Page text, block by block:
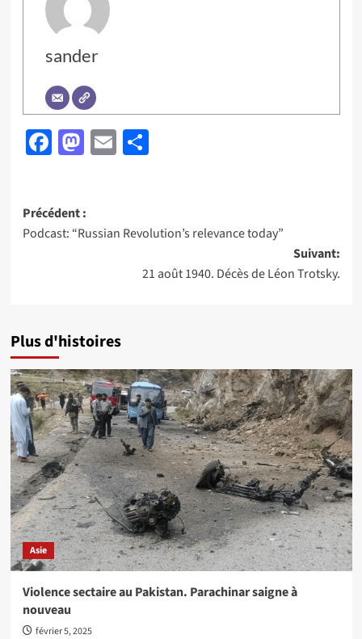
sander
Facebook
Mastodon
EmailPartager
Navigation
d’article
Précédent :
Podcast: “Russian Revolution’s relevance today”
Suivant:
21 août 1940. Décès de Léon Trotsky.
Plus d'histoires
Asie
Violence sectaire au Pakistan. Parachinar saigne à
nouveau
février 5, 2025